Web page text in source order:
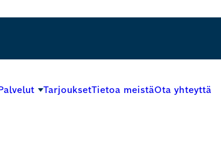
TarjouksetTietoa meistäOta yhteyttä